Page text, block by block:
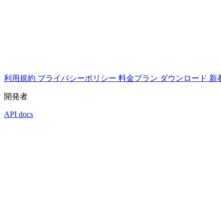
利用規約 プライバシーポリシー 料金プラン ダウンロード 新
開発者
API docs